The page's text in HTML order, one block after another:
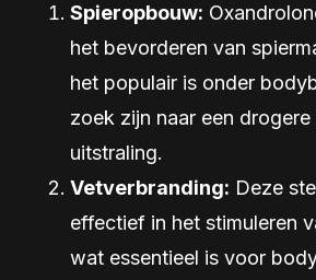
Spieropbouw:
het bevorderen van
het populair is onder
zoek zijn naar een
uitstraling.
Vetverbranding: Deze
effectief in het stimuleren
wat essentieel is voor